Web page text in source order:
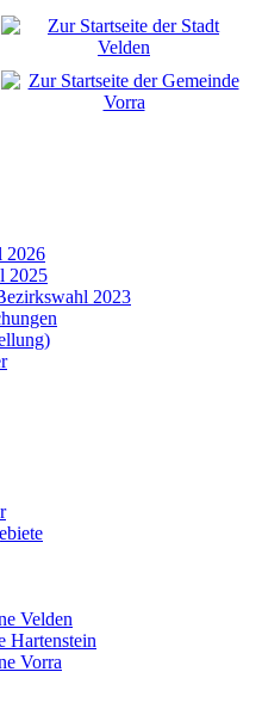
2026
2025
2023
Velden
Hartenstein
Vorra